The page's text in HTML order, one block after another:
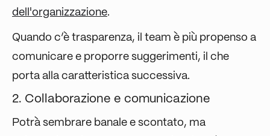
dell'organizzazione.
Quando c’è trasparenza, il team è più propenso a
comunicare e proporre suggerimenti, il che
porta alla caratteristica successiva.
2. Collaborazione e comunicazione
Potrà sembrare banale e scontato, ma